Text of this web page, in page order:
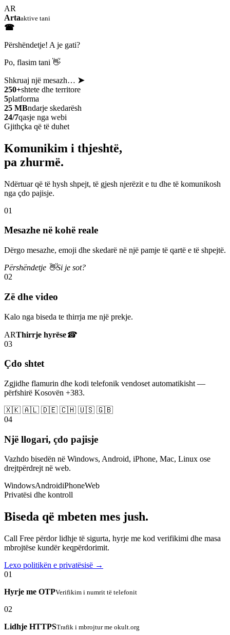
AR
Artaaktive tani
☎
Përshëndetje! A je gati?
Po, flasim tani 👋
Shkruaj një mesazh… ➤
250+shtete dhe territore
5platforma
25 MBndarje skedarësh
24/7qasje nga webi
Gjithçka që të duhet
Komunikim i thjeshtë,
pa zhurmë.
Ndërtuar që të hysh shpejt, të gjesh njerëzit e tu dhe të komunikosh
nga çdo pajisje.
01
Mesazhe në kohë reale
Dërgo mesazhe, emoji dhe skedarë në një pamje të qartë e të shpejtë.
Përshëndetje 👋Si je sot?
02
Zë dhe video
Kalo nga biseda te thirrja me një prekje.
ARThirrje hyrëse☎
03
Çdo shtet
Zgjidhe flamurin dhe kodi telefonik vendoset automatikisht —
përfshirë Kosovën +383.
🇽🇰 🇦🇱 🇩🇪 🇨🇭 🇺🇸 🇬🇧
04
Një llogari, çdo pajisje
Vazhdo bisedën në Windows, Android, iPhone, Mac, Linux ose
drejtpërdrejt në web.
WindowsAndroidiPhoneWeb
Privatësi dhe kontroll
Biseda që mbeten mes jush.
Call Free përdor lidhje të sigurta, hyrje me kod verifikimi dhe masa
mbrojtëse kundër keqpërdorimit.
Lexo politikën e privatësisë →
01
Hyrje me OTPVerifikim i numrit të telefonit
02
Lidhje HTTPSTrafik i mbrojtur me okult.org